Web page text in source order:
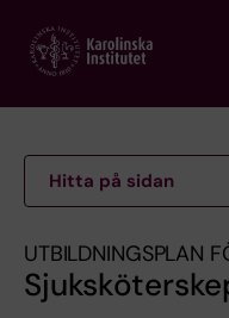
main
Hitta på sidan
UTBILDNINGSPLAN